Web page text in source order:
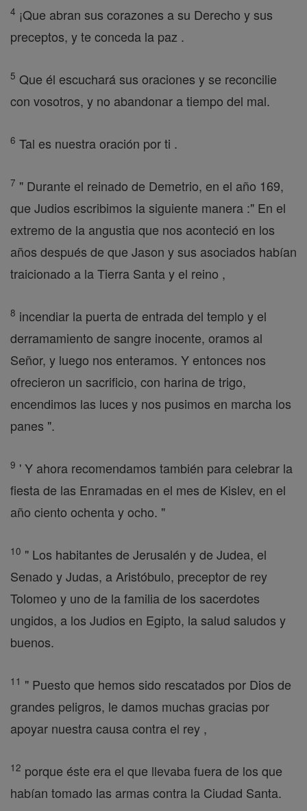
4 ¡Que abran sus corazones a su Derecho y sus
preceptos, y te conceda la paz .
5 Que él escuchará sus oraciones y se reconcilie
con vosotros, y no abandonar a tiempo del mal.
6 Tal es nuestra oración por ti .
7 " Durante el reinado de Demetrio, en el año 169,
que Judios escribimos la siguiente manera :" En el
extremo de la angustia que nos aconteció en los
años después de que Jason y sus asociados habían
traicionado a la Tierra Santa y el reino ,
8 incendiar la puerta de entrada del templo y el
derramamiento de sangre inocente, oramos al
Señor, y luego nos enteramos. Y entonces nos
ofrecieron un sacrificio, con harina de trigo,
encendimos las luces y nos pusimos en marcha los
panes ".
9 ' Y ahora recomendamos también para celebrar la
fiesta de las Enramadas en el mes de Kislev, en el
año ciento ochenta y ocho. "
10 " Los habitantes de Jerusalén y de Judea, el
Senado y Judas, a Aristóbulo, preceptor de rey
Tolomeo y uno de la familia de los sacerdotes
ungidos, a los Judios en Egipto, la salud saludos y
buenos.
11 " Puesto que hemos sido rescatados por Dios de
grandes peligros, le damos muchas gracias por
apoyar nuestra causa contra el rey ,
12 porque éste era el que llevaba fuera de los que
habían tomado las armas contra la Ciudad Santa.